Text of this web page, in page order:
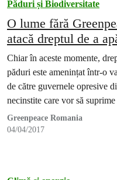
Păduri și Biodiversitate
O lume fără
atacă dreptul de a
Chiar în aceste momente,
păduri este amenințat într-o
de către guvernele opresive
necinstite care vor să
proceselor în instanță
Greenpeace Romania
04/04/2017